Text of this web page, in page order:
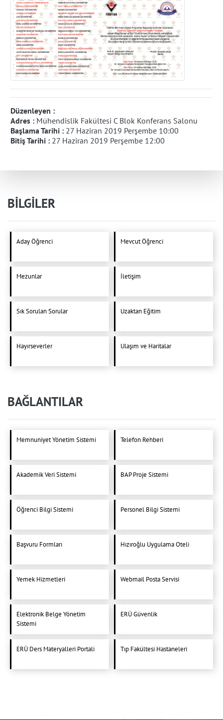
Düzenleyen :
Adres : Mühendislik Fakültesi C Blok Konferans Salonu
Başlama Tarihi : 27 Haziran 2019 Perşembe 10:00
Bitiş Tarihi : 27 Haziran 2019 Perşembe 12:00
BİLGİLER
Aday Öğrenci Mevcut Öğrenci
Mezunlar İletişim
Sık Sorulan Sorular Uzaktan Eğitim
Hayırseverler Ulaşım ve Haritalar
BAĞLANTILAR
Memnuniyet Yönetim Sistemi Telefon Rehberi
Akademik Veri Sistemi BAP Proje Sistemi
Öğrenci Bilgi Sistemi Personel Bilgi Sistemi
Başvuru Formları Hızıroğlu Uygulama Oteli
Yemek Hizmetleri Webmail Posta Servisi
Elektronik Belge Yönetim
Sistemi
ERÜ Güvenlik
ERÜ Ders Materyalleri Portali Tıp Fakültesi Hastaneleri